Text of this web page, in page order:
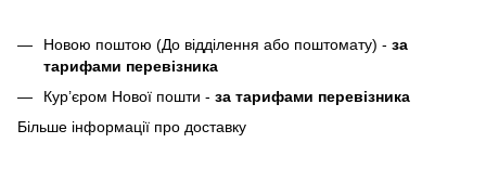
Новою поштою (До відділення або поштомату) - за
тарифами перевізника
Кур’єром Нової пошти - за тарифами перевізника
Більше інформації про доставку